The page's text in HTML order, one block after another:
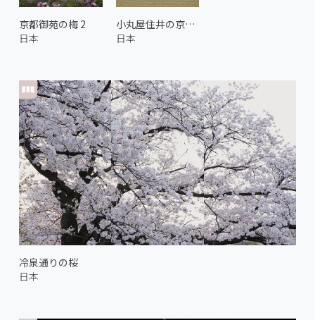
京都御苑の梅 2
日本
冷泉通りの桜
日本
小丸屋住井の京丸うちわ 3
日本